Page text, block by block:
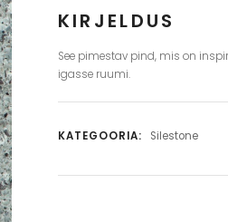
KIRJELDUS
See pimestav pind, mis on
igasse ruumi.
KATEGOORIA: Silestone